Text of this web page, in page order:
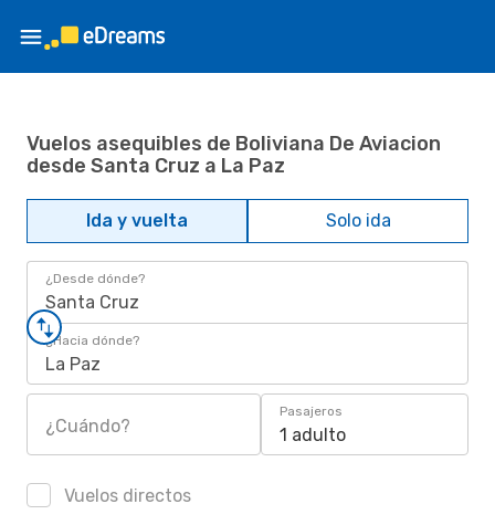
Vuelos asequibles de Boliviana De Aviacion
desde Santa Cruz a La Paz
Ida y vuelta Solo ida
¿Desde dónde?
Santa Cruz
¿Hacia dónde?
La Paz
¿Cuándo?
Pasajeros
1 adulto
Vuelos directos